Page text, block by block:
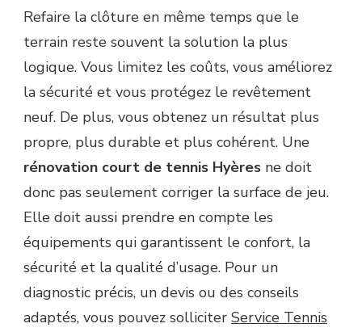
Refaire la clôture en même temps que le
terrain reste souvent la solution la plus
logique. Vous limitez les coûts, vous améliorez
la sécurité et vous protégez le revêtement
neuf. De plus, vous obtenez un résultat plus
propre, plus durable et plus cohérent. Une
rénovation court de tennis Hyères ne doit
donc pas seulement corriger la surface de jeu.
Elle doit aussi prendre en compte les
équipements qui garantissent le confort, la
sécurité et la qualité d’usage. Pour un
diagnostic précis, un devis ou des conseils
adaptés, vous pouvez solliciter Service Tennis